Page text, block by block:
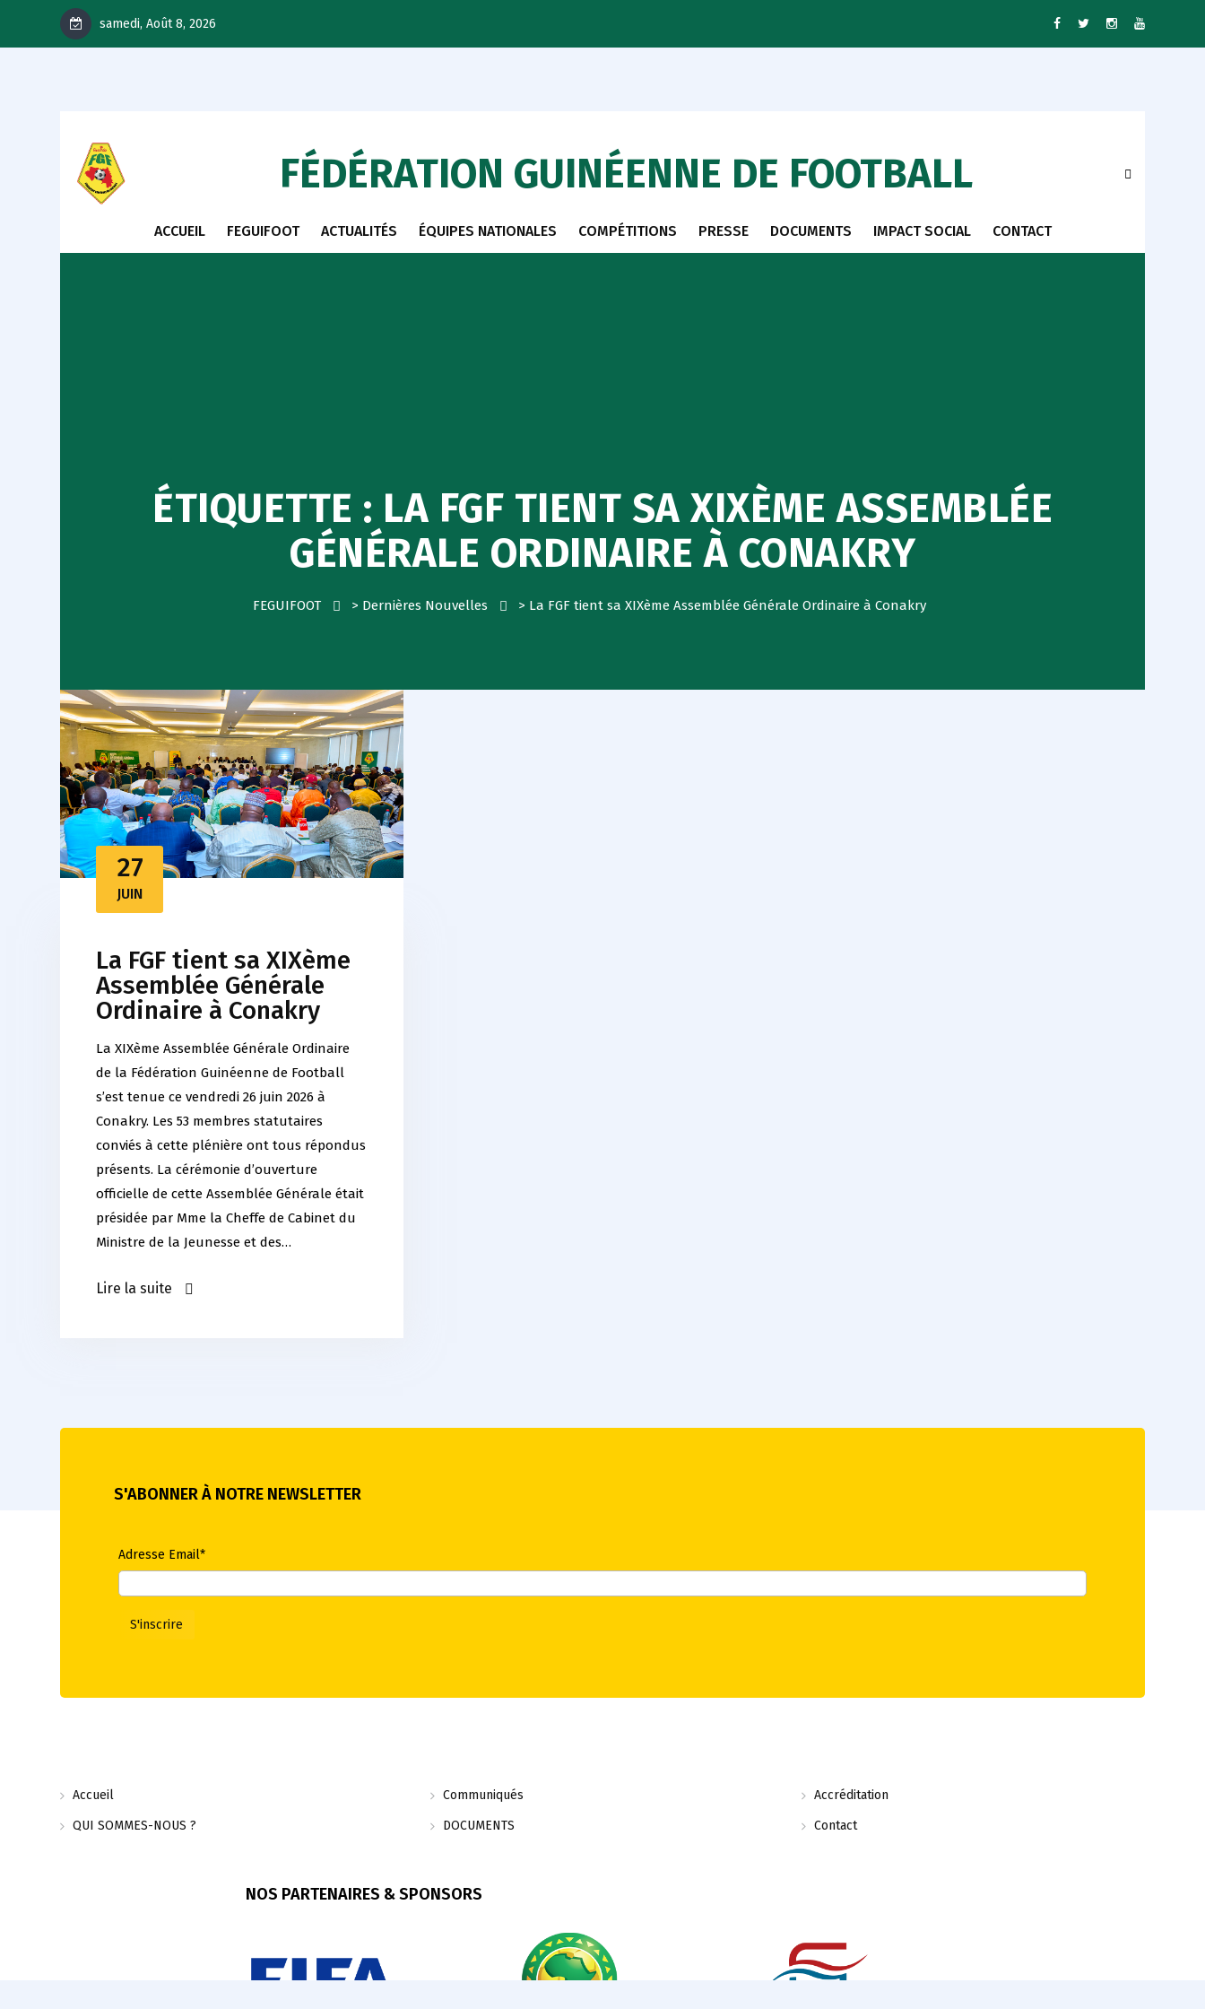
samedi, Août 8, 2026
FÉDÉRATION GUINÉENNE DE FOOTBALL
ACCUEIL FEGUIFOOT ACTUALITÉS ÉQUIPES NATIONALES COMPÉTITIONS PRESSE DOCUMENTS IMPACT SOCIAL CONTACT
ÉTIQUETTE : LA FGF TIENT SA XIXÈME ASSEMBLÉE
GÉNÉRALE ORDINAIRE À CONAKRY
FEGUIFOOT > Dernières Nouvelles > La FGF tient sa XIXème Assemblée Générale Ordinaire à Conakry
27
JUIN
La FGF tient sa XIXème
Assemblée Générale
Ordinaire à Conakry
La XIXème Assemblée Générale Ordinaire
de la Fédération Guinéenne de Football
s’est tenue ce vendredi 26 juin 2026 à
Conakry. Les 53 membres statutaires
conviés à cette plénière ont tous répondus
présents. La cérémonie d’ouverture
officielle de cette Assemblée Générale était
présidée par Mme la Cheffe de Cabinet du
Ministre de la Jeunesse et des…
Lire la suite
S'ABONNER À NOTRE NEWSLETTER
Adresse Email*
Accueil
QUI SOMMES-NOUS ?
Communiqués
DOCUMENTS
Accréditation
Contact
NOS PARTENAIRES & SPONSORS